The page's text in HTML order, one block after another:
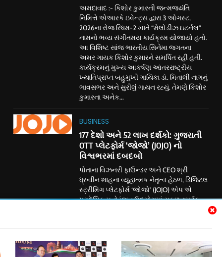
અમદાવાદ :- કિશોર કુમારની જન્મજયંતિ
નિમિત્તે એઆરકે ઇવેન્ટ્સ દ્વારા 3 ઓગસ્ટ,
2026ના રોજ રિધમ-2 ખાતે “મેલોડીઝ ઇટર્નલ”
નામનો ભવ્ય સંગીતમય કાર્યક્રમ યોજાયો હતો.
આ વિશિષ્ટ સાંજ ભારતીય સિનેમા જગતના
અમર ગાયક કિશોર કુમારને સમર્પિત રહી હતી.
કાર્યક્રમનું મુખ્ય આકર્ષણ આંતરરાષ્ટ્રીય
ખ્યાતિપ્રાપ્ત બહુમુખી ગાયિકા ડૉ. મિતાલી નાગનું
ભાવસભર અને સુરીલું ગાયન રહ્યું. તેમણે કિશોર
કુમારના અનેક...
BUSINESS
177 દેશો અને 52 લાખ દર્શકો: ગુજરાતી
OTT પ્લેટફોર્મ ‘જોજો’ (JOJO) નો
વિશ્વભરમાં દબદબો
પોતાના વિઝનરી ફાઉન્ડર અને CEO શ્રી
ધ્રુવીન શાહના વ્યૂહાત્મક નેતૃત્વ હેઠળ, ડિજિટલ
સ્ટ્રીમિંગ પ્લેટફોર્મ ‘જોજો’ (JOJO) એપ એ
પ્રાદેશિક મનોરંજન ઉદ્યોગમાં સફળતાપૂર્વક
સ્ટોરીટેલિંગ અને પ્રાદેશિક પ્રતિનિધિત્વ વચ્ચેના
અંતરને ઝડપથી દૂર કર્યું છે. હાલમાં BSE પર